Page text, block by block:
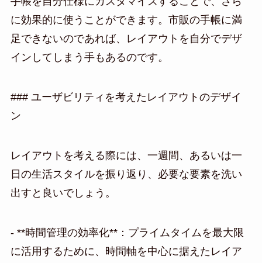
に効果的に使うことができます。市販の手帳に満
足できないのであれば、レイアウトを自分でデザ
インしてしまう手もあるのです。
### ユーザビリティを考えたレイアウトのデザイ
ン
レイアウトを考える際には、一週間、あるいは一
日の生活スタイルを振り返り、必要な要素を洗い
出すと良いでしょう。
- **時間管理の効率化**：プライムタイムを最大限
に活用するために、時間軸を中心に据えたレイア